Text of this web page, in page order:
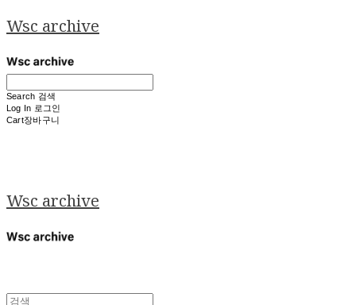
Wsc archive
Search 검색
Log In 로그인
Cart장바구니
Wsc archive